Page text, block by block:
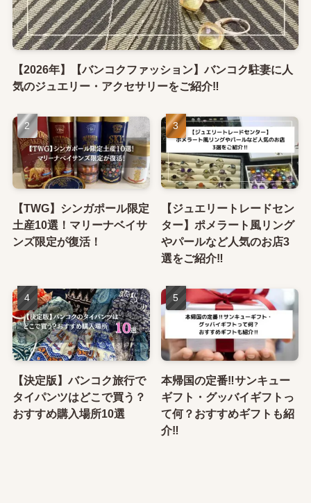
【2026年】【バンコクファッション】バンコク駐妻に人
気のジュエリー・アクセサリーをご紹介‼
【TWG】シンガポール限定
土産10選！マリーナベイサ
ンズ限定が復活！
【ジュエリートレードセン
ター】ポメラート風リング
やパールなど人気のお店3
選をご紹介‼
【決定版】バンコク旅行で
タイパンツはどこで買う？
おすすめ購入場所10選
本帰国の定番‼サンキュー
ギフト・グッバイギフトっ
て何？おすすめギフトも紹
介‼